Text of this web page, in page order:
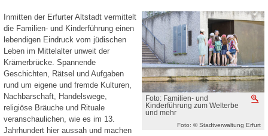
Foto: Familien- und
Kinderführung zum Welterbe
und mehr
Foto: © Stadtverwaltung Erfurt
Inmitten der Erfurter Altstadt vermittelt
die Familien- und Kinderführung einen
lebendigen Eindruck vom jüdischen
Leben im Mittelalter unweit der
Krämerbrücke. Spannende
Geschichten, Rätsel und Aufgaben
rund um eigene und fremde Kulturen,
Nachbarschaft, Handelswege,
religiöse Bräuche und Rituale
veranschaulichen, wie es im 13.
Jahrhundert hier aussah und machen